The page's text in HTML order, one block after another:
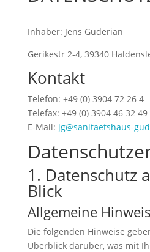
Inhaber: Jens Guderian
Gerikestr 2-4, 39340
Kontakt
Telefon: +49 (0) 3904 72 26 4
Telefax: +49 (0) 3904 46 32 49
E-Mail: jg@sanitaetshaus-
1. Datenschutz
Blick
Allgemeine
Die folgenden Hinweise
Überblick darüber, was mit